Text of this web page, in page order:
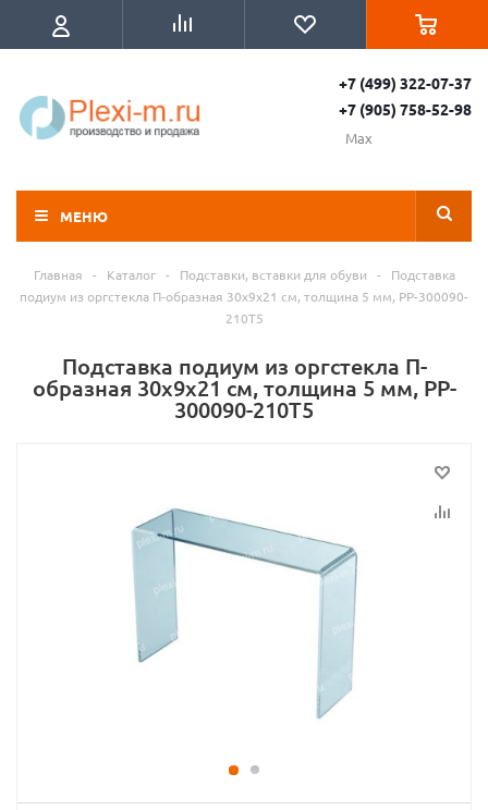
+7 (499) 322-07-37
+7 (905) 758-52-98
Max
МЕНЮ
Главная - Каталог - Подставки, вставки для обуви -
Подставка
подиум из оргстекла П-образная 30х9х21 см, толщина 5 мм, PP-300090-
210T5
Подставка подиум из оргстекла П-
образная 30х9х21 см, толщина 5 мм, PP-
300090-210T5